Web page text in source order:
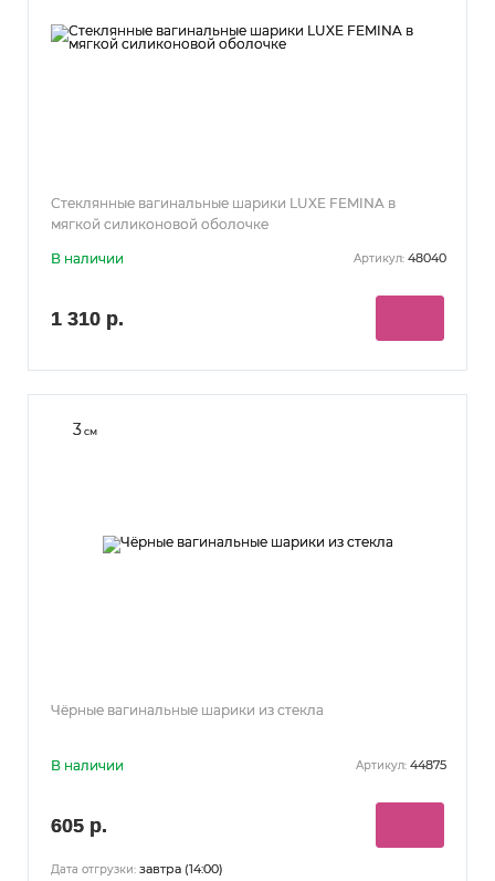
Стеклянные вагинальные шарики LUXE FEMINA в
мягкой силиконовой оболочке
В наличии Артикул: 48040
1 310 р.
3см
Чёрные вагинальные шарики из стекла
В наличии Артикул: 44875
605 р.
Дата отгрузки: завтра (14:00)